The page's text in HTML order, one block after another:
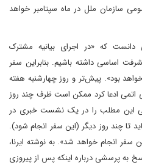
سازمان ملل در ماه سپتامبر خواهد
دانست که‌ «در اجرای بیانیه مشترک
با ایران در مارس ۲۰۲۳ پیشرفت اساسی داشته باشیم. بنابراین سفر
بود». پیش‌تر و روز چهارشنبه هفته
اتمی ادعا کرد ممکن است ظرف چند روز
این مطلب را در یک نشست خبری در
تا چند روز دیگر (این سفر انجام شود).
سفر انجام خواهد شد». به نوشته ایرنا،
به پرسشی درباره اینکه پس از پیروزی